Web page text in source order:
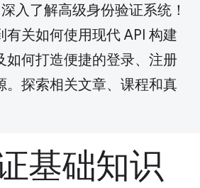
入了解高级身份验证系统！
有关如何使用现代 API 构建
如何打造便捷的登录、注册
。探索相关文章、课程和真
基础知识